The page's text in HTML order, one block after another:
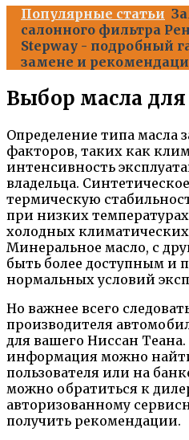
Популярные статьи
салонного фильтра
Stepway - подробный
замене и
Выбор масла для
Определение типа масла
факторов, таких как
интенсивность
владельца.
термическую
при низких
холодных климатических
Минеральное масло, с
быть более доступным и
нормальных условий
Но важнее всего
производителя
для вашего Ниссан
информация можно
пользователя или на
можно обратиться к
авторизованному
получить рекомендации.